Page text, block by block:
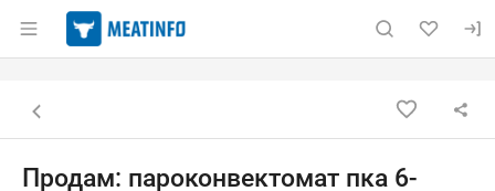
Раздел навигации по сайту meatinfo.ru
Объявление: Продам:
Навигация и управление объявлением
Назад к списку объявлений
Продам: пароконвектомат пка 6-